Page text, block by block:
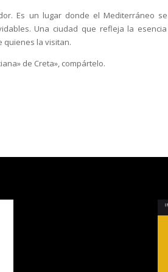
Es un lugar donde el Mediterráneo
Una ciudad que refleja la
quienes la visitan.
de Creta», compártelo.